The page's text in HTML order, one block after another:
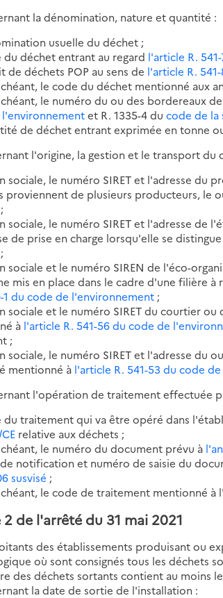
la dénomination, nature et quantité :
usuelle du déchet ;
du déchet entrant au regard l'article R.
de déchets POP au sens de l'article R.
le code du déchet mentionné aux
le numéro du ou des bordereaux
l'environnementet R. 1335-4 ducode de la
de déchet entrant exprimée en tonne
l'origine, la gestion et le transport du
sociale, le numéro SIRET et l'adresse du
proviennent de plusieurs producteurs, le
sociale, le numéro SIRET et l'adresse de
de prise en charge lorsqu'elle se
sociale et le numéro SIREN de l'éco-
mis en place dans le cadre d'une filière
1 du code de l'environnement ;
sociale et le numéro SIRET du courtier
à l'article R. 541-56 du code de
;
sociale, le numéro SIRET et l'adresse du
mentionné à l'article R. 541-53 du code
l'opération de traitement effectuée
du traitement qui va être opéré dans
relative aux déchets ;
le numéro du document prévu à
notification et numéro de saisie du
susvisé ;
le code de traitement mentionné à
de l'arrêté du 31 mai 2021
des établissements produisant ou
où sont consignés tous les déchets
des déchets sortants contient au moins
la date de sortie de l'installation :